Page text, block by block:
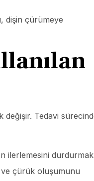
dişin çürümeye
değişir. Tedavi
ilerlemesini durdurmak
ve çürük oluşumunu